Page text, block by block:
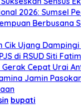
2026: Sumsel
Berbusana
Cik Ujang
di RSUD Siti
Gerak Cepat Urai
Jamin
bupati